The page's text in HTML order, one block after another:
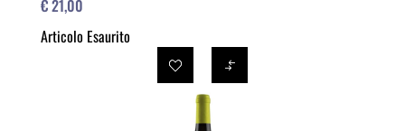
€ 21,00
Articolo Esaurito